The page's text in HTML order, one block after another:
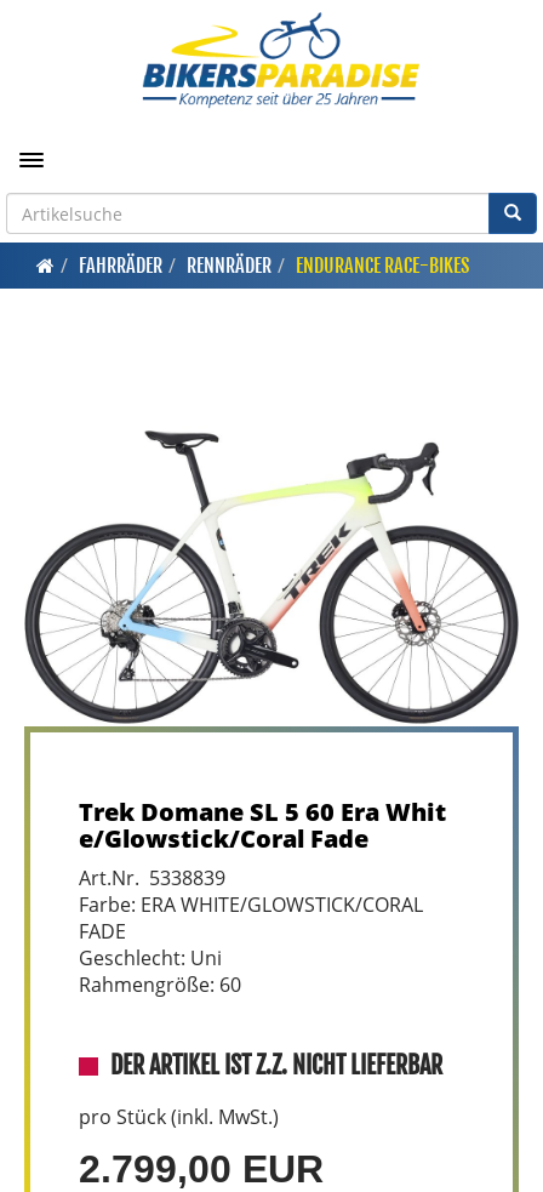
Toggle navigation
FAHRRÄDER RENNRÄDER ENDURANCE RACE-BIKES
Trek Domane SL 5 60 Era Whit
e/Glowstick/Coral Fade
Art.Nr. 5338839
Farbe: ERA WHITE/GLOWSTICK/CORAL
FADE
Geschlecht: Uni
Rahmengröße: 60
DER ARTIKEL IST Z.Z. NICHT LIEFERBAR
pro Stück (inkl. MwSt.)
2.799,00 EUR